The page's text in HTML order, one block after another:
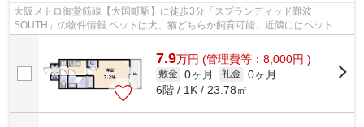
大阪メトロ御堂筋線【大国町駅】に徒歩3分「スプランディッド難波
SOUTH」の物件情報 ペットは犬、猫どちらか飼育可能、近隣にはペットシ
7.9万円 (管理費等：8,000円 )
敷金 0ヶ月 礼金 0ヶ月
6階 / 1K / 23.78㎡